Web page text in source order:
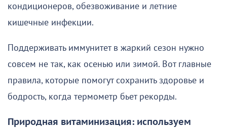
кондиционеров, обезвоживание и летние
кишечные инфекции.
Поддерживать иммунитет в жаркий сезон нужно
совсем не так, как осенью или зимой. Вот главные
правила, которые помогут сохранить здоровье и
бодрость, когда термометр бьет рекорды.
Природная витаминизация: используем